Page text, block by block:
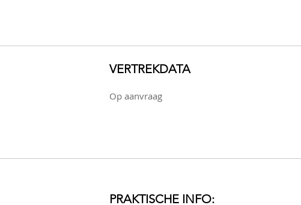
VERTREKDATA
Op aanvraag
PRAKTISCHE INFO: